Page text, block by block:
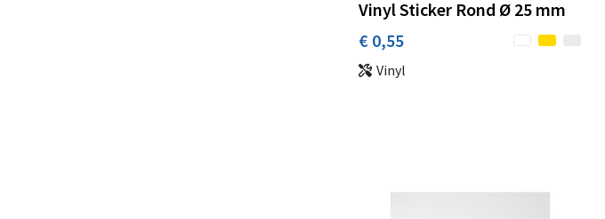
Vinyl Sticker Rond Ø 25 mm
€ 0,55
Vinyl